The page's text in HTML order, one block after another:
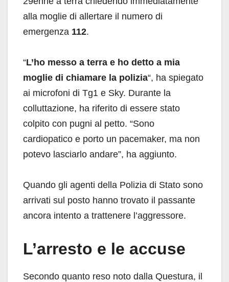
alla moglie di allertare il numero di
emergenza 112.
“L’ho messo a terra e ho detto a mia
moglie di chiamare la polizia“, ha spiegato
ai microfoni di Tg1 e Sky. Durante la
colluttazione, ha riferito di essere stato
colpito con pugni al petto. “Sono
cardiopatico e porto un pacemaker, ma non
potevo lasciarlo andare”, ha aggiunto.
Quando gli agenti della Polizia di Stato sono
arrivati sul posto hanno trovato il passante
ancora intento a trattenere l’aggressore.
L’arresto e le accuse
Secondo quanto reso noto dalla Questura, il